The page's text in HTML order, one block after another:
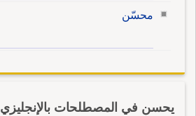
محسّن
يحسن في المصطلحات بالإنجليزي